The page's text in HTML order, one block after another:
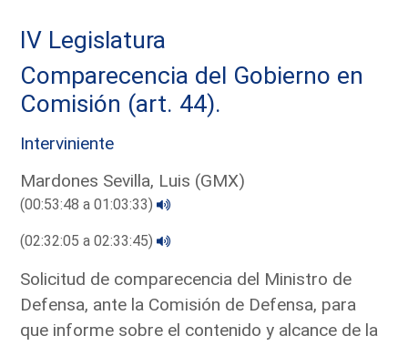
IV Legislatura
Comparecencia del Gobierno en
Comisión (art. 44).
Interviniente
Mardones Sevilla, Luis (GMX)
(00:53:48 a 01:03:33)
(02:32:05 a 02:33:45)
Solicitud de comparecencia del Ministro de
Defensa, ante la Comisión de Defensa, para
que informe sobre el contenido y alcance de la